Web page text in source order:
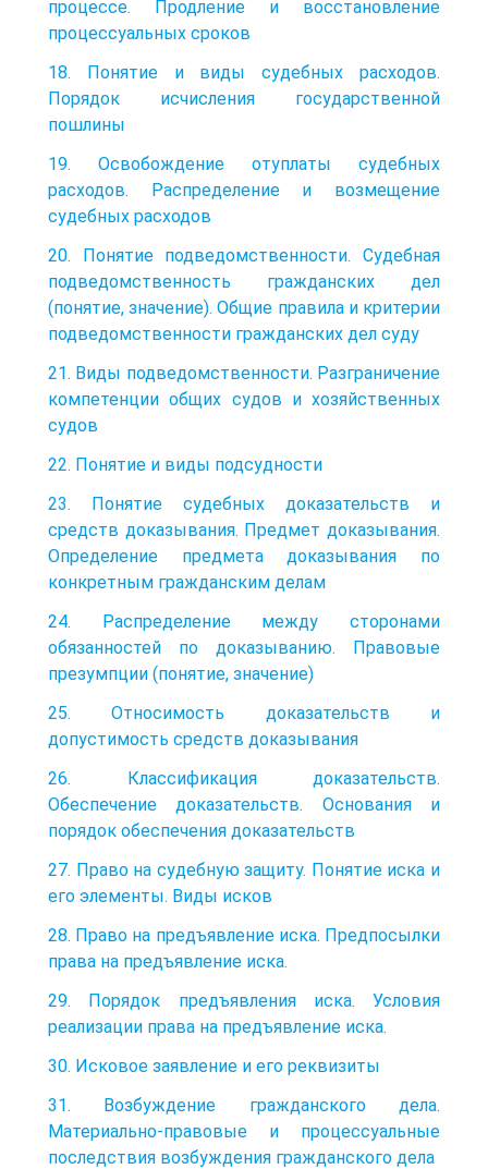
процессе. Продление и восстановление
процессуальных сроков
18. Понятие и виды судебных расходов.
Порядок исчисления государственной
пошлины
19. Освобождение отуплаты судебных
расходов. Распределение и возмещение
судебных расходов
20. Понятие подведомственности. Судебная
подведомственность гражданских дел
(понятие, значение). Общие правила и критерии
подведомственности гражданских дел суду
21. Виды подведомственности. Разграничение
компетенции общих судов и хозяйственных
судов
22. Понятие и виды подсудности
23. Понятие судебных доказательств и
средств доказывания. Предмет доказывания.
Определение предмета доказывания по
конкретным гражданским делам
24. Распределение между сторонами
обязанностей по доказыванию. Правовые
презумпции (понятие, значение)
25. Относимость доказательств и
допустимость средств доказывания
26. Классификация доказательств.
Обеспечение доказательств. Основания и
порядок обеспечения доказательств
27. Право на судебную защиту. Понятие иска и
его элементы. Виды исков
28. Право на предъявление иска. Предпосылки
права на предъявление иска.
29. Порядок предъявления иска. Условия
реализации права на предъявление иска.
30. Исковое заявление и его реквизиты
31. Возбуждение гражданского дела.
Материально-правовые и процессуальные
последствия возбуждения гражданского дела